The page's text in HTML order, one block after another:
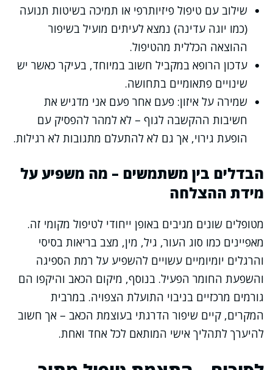
שילוב עם טיפול פיזיותרפי או תמיכה בשיטות תנועה
(כמו יוגה עדינה) נמצא לעיתים מועיל בשיפור
ההוצאה הכללית מהטיפול.
עדכון הרופא במקביל חשוב במיוחד, בעיקר כאשר יש
שינויים פתאומיים בתחושה.
שמירה על איזון: פעם אחר פעם אני מדגיש את
חשיבות ההקשבה לגוף – לא למהר להפסיק עם
הופעת גירוי, אך גם לא להתעלם מתגובות לא רגילות.
הבדלים בין משתמשים – מה משפיע על
מידת ההצלחה
מטופלים שונים מגיבים באופן ייחודי לטיפול מקומי זה.
מאפיינים כמו סוג העור, גיל, מין, מצב בריאות בסיסי
והרגלים יומיומיים עשויים להשפיע על רמת הספיגה
והשפעת החומר הפעיל. בנוסף, מיקום הכאב והיקפו הם
גורמים מרכזיים בניבוי התועלת הצפויה. במרבית
המקרים, קיים שיפור הדרגתי בעוצמת הכאב – אך חשוב
להיערך לתהליך אישי המותאם לכל אחד ואחת.